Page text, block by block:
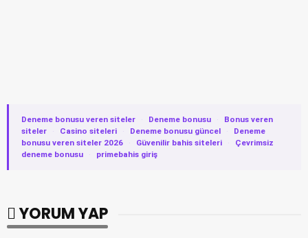
Deneme bonusu veren siteler · Deneme bonusu ·
Bonus veren
siteler
· Casino siteleri · Deneme bonusu güncel ·
Deneme
bonusu veren siteler 2026
· Güvenilir bahis siteleri ·
Çevrimsiz
deneme bonusu
· primebahis giriş
YORUM YAP